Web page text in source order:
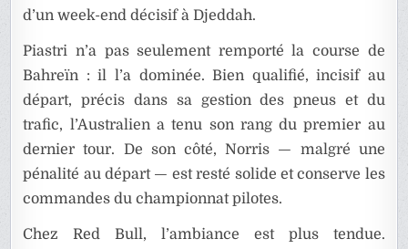
d’un week-end décisif à Djeddah.
Piastri n’a pas seulement remporté la course de
Bahreïn : il l’a dominée. Bien qualifié, incisif au
départ, précis dans sa gestion des pneus et du
trafic, l’Australien a tenu son rang du premier au
dernier tour. De son côté, Norris — malgré une
pénalité au départ — est resté solide et conserve les
commandes du championnat pilotes.
Chez Red Bull, l’ambiance est plus tendue.